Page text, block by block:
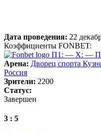
Дата проведения: 22
Коэффициенты FONBET:
П1: — X: —
Арена: Дворец спорта
Россия
Зрители: 2200
Статус:
Завершен
3 : 5